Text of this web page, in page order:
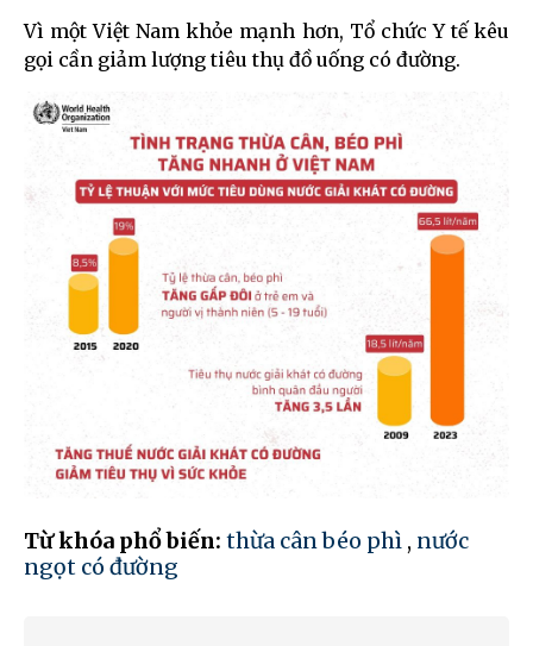
Vì một Việt Nam khỏe mạnh hơn, Tổ chức Y tế kêu
gọi cần giảm lượng tiêu thụ đồ uống có đường.
Từ khóa phổ biến: thừa cân béo phì , nước
ngọt có đường